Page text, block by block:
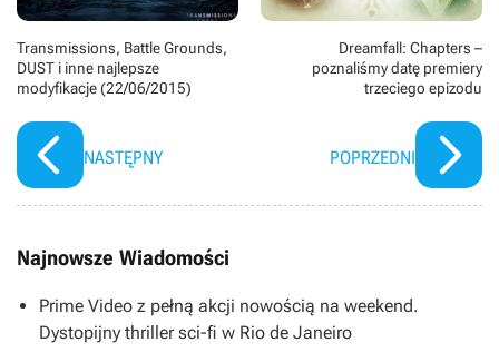
Transmissions, Battle Grounds,
DUST i inne najlepsze
modyfikacje (22/06/2015)
NASTĘPNY
Dreamfall: Chapters –
poznaliśmy datę premiery
trzeciego epizodu
POPRZEDNI
Najnowsze Wiadomości
Prime Video z pełną akcji nowością na weekend.
Dystopijny thriller sci-fi w Rio de Janeiro